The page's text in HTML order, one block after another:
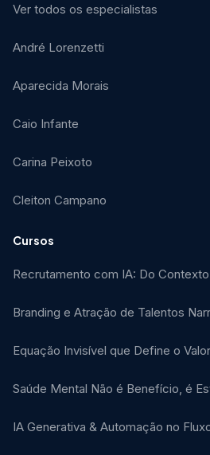
Ver todos os especialistas
André Lorenzetti
Aparecida Morais
Caio Infante
Carina Peixoto
Cleiton Campano
Cursos
Recrutamento com IA: Do
Branding e Atração de Talentos
Equação Invisível que Define o
Saúde Mental Não é Benefício, é
IA Generativa & Automação no